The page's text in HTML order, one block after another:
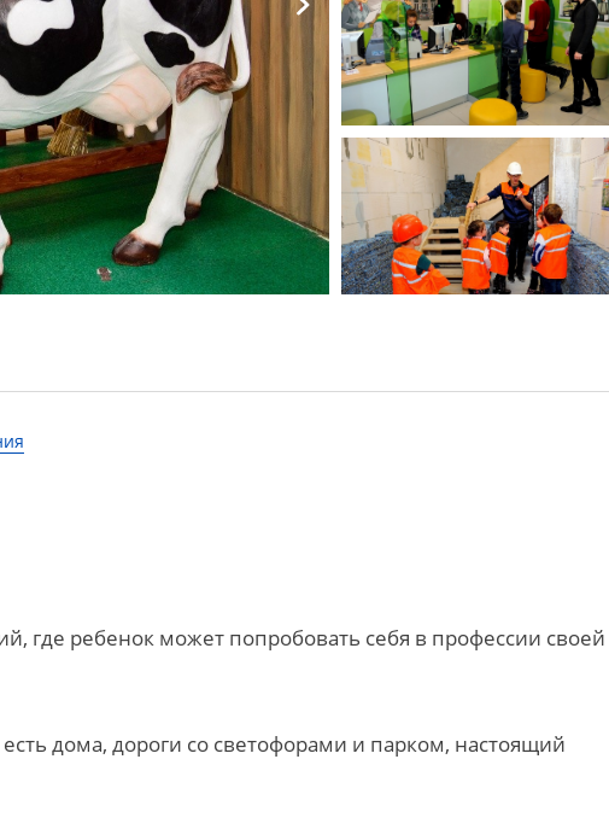
где ребенок может попробовать себя в профессии своей
дома, дороги со светофорами и парком, настоящий